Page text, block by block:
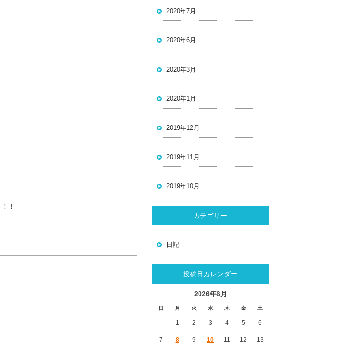
！！
2020年7月
2020年6月
2020年3月
2020年1月
2019年12月
2019年11月
2019年10月
カテゴリー
日記
投稿日カレンダー
2026年6月
日 月 火 水 木 金 土
1 2 3 4 5 6
7 8 9 10 11 12 13